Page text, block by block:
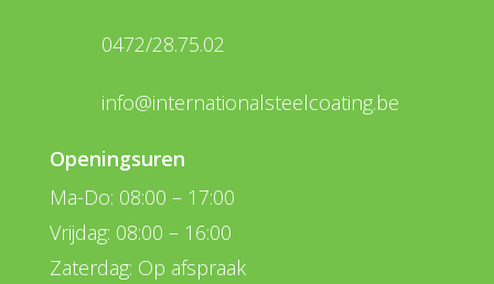
0472/28.75.02
info@internationalsteelcoating.be
Openingsuren
Ma-Do: 08:00 – 17:00
Vrijdag: 08:00 – 16:00
Zaterdag: Op afspraak